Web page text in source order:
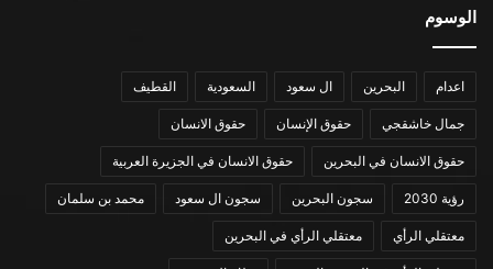
الوسوم
اعدام البحرين ال سعود السعودية القطيف
جمال خاشقجي حقوق الإنسان حقوق الانسان
حقوق الانسان في البحرين حقوق الانسان في الجزيرة العربية
رؤية 2030 سجون البحرين سجون ال سعود محمد بن سلمان
معتقلي الرأي معتقلي الرأي في البحرين